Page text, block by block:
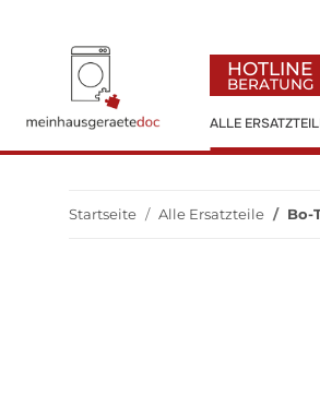
HOTLINE
BERATUNG
ALLE
Startseite Alle Ersatzteile Bo-